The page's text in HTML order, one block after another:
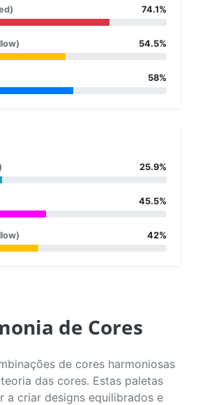
74.1%
54.5%
58%
25.9%
45.5%
42%
de Cores
de cores harmoniosas
das cores. Estas paletas
a criar designs equilibrados e